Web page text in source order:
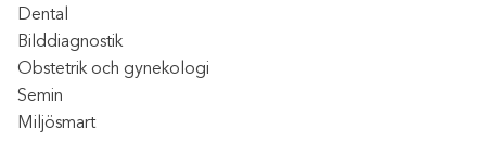
Dental
Bilddiagnostik
Obstetrik och gynekologi
Semin
Miljösmart